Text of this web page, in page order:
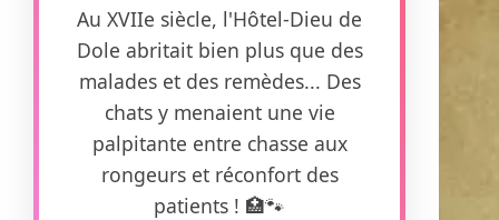
Au XVIIe siècle, l'Hôtel-Dieu de
Dole abritait bien plus que des
malades et des remèdes... Des
chats y menaient une vie
palpitante entre chasse aux
rongeurs et réconfort des
patients ! 🏥🐾